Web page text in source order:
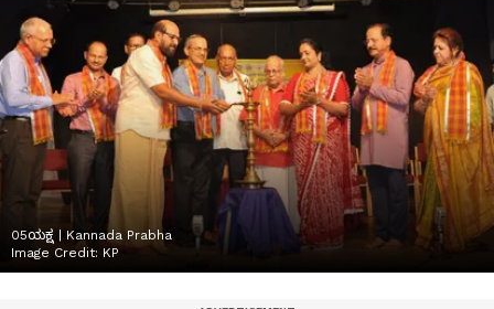
05ಯಕ್ಷ | Kannada Prabha
Image Credit: KP